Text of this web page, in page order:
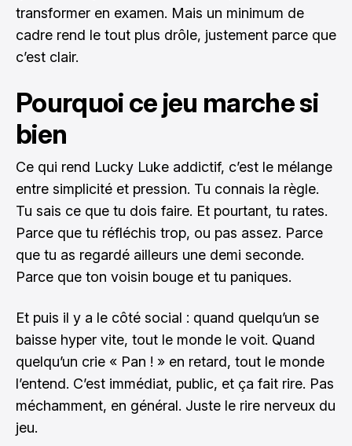
transformer en examen. Mais un minimum de
cadre rend le tout plus drôle, justement parce que
c’est clair.
Pourquoi ce jeu marche si
bien
Ce qui rend Lucky Luke addictif, c’est le mélange
entre simplicité et pression. Tu connais la règle.
Tu sais ce que tu dois faire. Et pourtant, tu rates.
Parce que tu réfléchis trop, ou pas assez. Parce
que tu as regardé ailleurs une demi seconde.
Parce que ton voisin bouge et tu paniques.
Et puis il y a le côté social : quand quelqu’un se
baisse hyper vite, tout le monde le voit. Quand
quelqu’un crie « Pan ! » en retard, tout le monde
l’entend. C’est immédiat, public, et ça fait rire. Pas
méchamment, en général. Juste le rire nerveux du
jeu.